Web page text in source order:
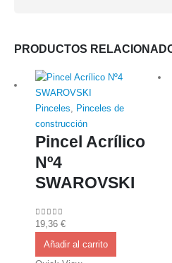
PRODUCTOS
Pinceles, Pinceles de
construcción
Pincel Acrílico
Nº4
SWAROVSKI
0 out of 5
19,36 €
Añadir al carrito